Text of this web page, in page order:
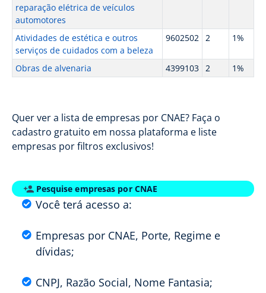
reparação elétrica de veículos
automotores
Atividades de estética e outros
serviços de cuidados com a beleza
9602502 2 1%
Obras de alvenaria 4399103 2 1%
Quer ver a lista de empresas por CNAE? Faça o
cadastro gratuito em nossa plataforma e liste
empresas por filtros exclusivos!
Pesquise empresas por CNAE
Você terá acesso a:
Empresas por CNAE, Porte, Regime e
dívidas;
CNPJ, Razão Social, Nome Fantasia;